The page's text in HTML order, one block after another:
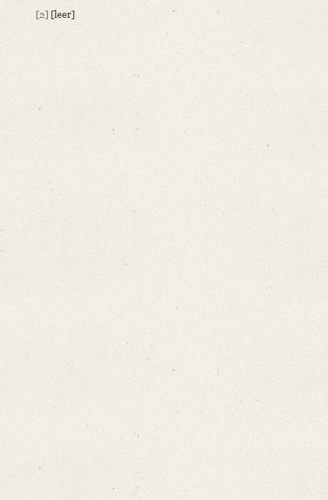
Manuscript
Provider: Dresden, Sächsische Landesbibliothek - Staats- und
OAI Id: DE-1a-34097
Classification Number: Mscr.Dresd.e.90,XIX,Bd.23,Nr.64
Number of Pages: 1S., hs. m. U.
Format: 19,1 x 11,7 cm
Incipit: „[1] Liebster Wilhelm, ich scheine Dir wahrscheinlich
Language
German
Bamberg, Claudia
[2] [leer]